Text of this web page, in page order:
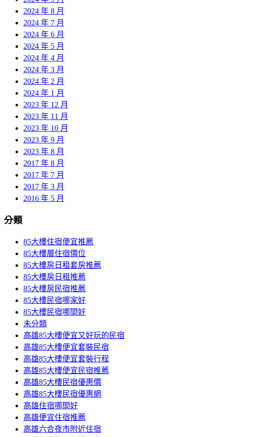
2024 年 8 月
2024 年 7 月
2024 年 6 月
2024 年 5 月
2024 年 4 月
2024 年 3 月
2024 年 2 月
2024 年 1 月
2023 年 12 月
2023 年 11 月
2023 年 10 月
2023 年 9 月
2023 年 8 月
2017 年 8 月
2017 年 7 月
2017 年 3 月
2016 年 5 月
分類
85大樓住宿便宜推薦
85大樓層住宿價位
85大樓房日租套房推薦
85大樓房日租推薦
85大樓房民宿推薦
85大樓民宿哪家好
85大樓民宿哪間好
未分類
高雄85大樓便宜又好玩的民宿
高雄85大樓便宜套裝民宿
高雄85大樓便宜套裝行程
高雄85大樓便宜民宿推薦
高雄85大樓民宿優惠價
高雄85大樓民宿優惠網
高雄住宿哪間好
高雄便宜住宿推薦
高雄六合夜市附近住宿